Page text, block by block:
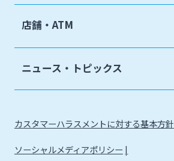
店舗・ATM
ニュース・トピックス
カスタマーハラスメントに対する基本方針
ソーシャルメディアポリシー